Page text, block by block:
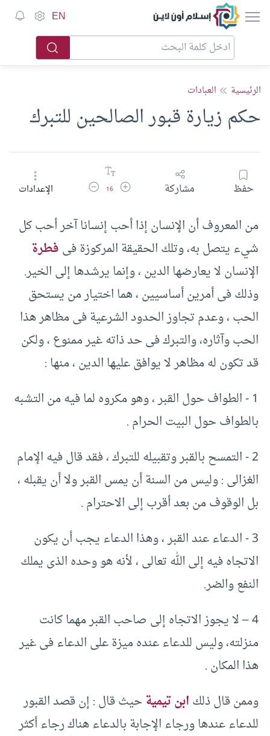
إسلام أون لاين EN
الرئيسية العبادات
حكم زيارة قبور الصالحين للتبرك
حفظ مشاركة زيادة حجم الخط
16 تقليل حجم الخطالإعدادات
من المعروف أن الإنسان إذا أحب إنسانا آخر أحب كل
شيء يتصل به، وتلك الحقيقة المركوزة فىفطرة
الإنسان لا يعارضها الدين ، وإنما يرشدها إلى الخير.‏
وذلك فى أمرين أساسيين ، هما اختيار من يستحق
الحب ، وعدم تجاوز الحدود الشرعية فى مظاهر هذا
الحب وآثاره، والتبرك فى حد ذاته غير ممنوع ، ولكن
قد تكون له مظاهر لا يوافق عليها الدين ، منها :‏
‏1 -‏ الطواف حول القبر ، وهو مكروه لما فيه من التشبه
بالطواف حول البيت الحرام .‏
‏2 -‏ التمسح بالقبر وتقبيله للتبرك ، فقد قال فيه الإمام
الغزالى :‏ وليس من السنة أن يمس القبر ولا أن يقبله ،
بل الوقوف من بعد أقرب إلى الاحترام .‏
‏3 -‏ الدعاء عند القبر ، وهذا الدعاء يجب أن يكون
الاتجاه فيه إلى الله تعالى ، لأنه هو وحده الذى يملك
النفع والضر.
4 – لا يجوز الاتجاه إلى صاحب القبر مهما كانت
منزلته، وليس للدعاء عنده ميزة على الدعاء فى غير
هذا المكان .‏
وممن قال ذلكابن تيميةحيث قال :‏ إن قصد القبور
للدعاء عندها ورجاء الإجابة بالدعاء هناك رجاء أكثر